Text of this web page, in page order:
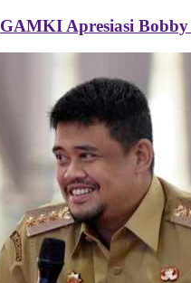
GAMKI Apresiasi